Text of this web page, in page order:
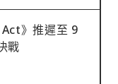
》推遲至 9
戰